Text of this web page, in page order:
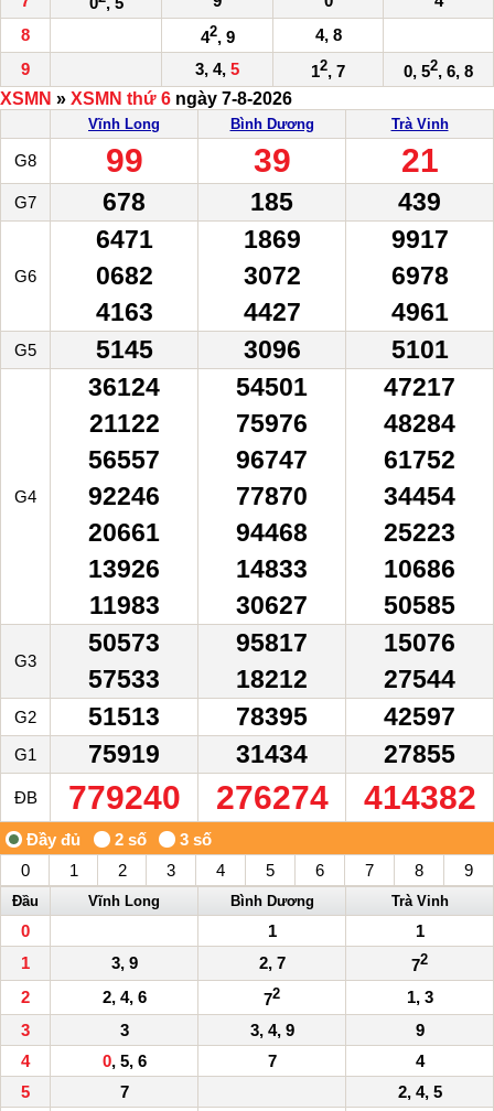
8
42, 9
4, 8
9
3, 4, 5 12, 7 0, 52, 6, 8
XSMN » XSMN thứ 6 ngày 7-8-2026
Vĩnh Long Bình Dương Trà Vinh
G8 99 39 21
G7 678 185 439
G6
6471
0682
4163
1869
3072
4427
9917
6978
4961
G5 5145 3096 5101
G4
36124
21122
56557
92246
20661
13926
11983
54501
75976
96747
77870
94468
14833
30627
47217
48284
61752
34454
25223
10686
50585
G3
50573
57533
95817
18212
15076
27544
G2 51513 78395 42597
G1 75919 31434 27855
ĐB 779240 276274 414382
0 1 2 3 4 5 6 7 8 9
Đầu Vĩnh Long Bình Dương Trà Vinh
0 1
1
1
3, 9 2, 7 72
2 2, 4, 6 72
1, 3
3
3 3, 4, 9
9
4
0, 5, 6 7
4
5
7 2, 4, 5